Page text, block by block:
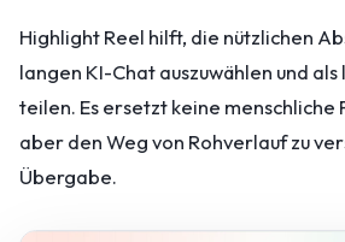
Highlight Reel hilft, die nützlichen
langen KI-Chat auszuwählen und
teilen. Es ersetzt keine menschliche
aber den Weg von Rohverlauf zu
Übergabe.